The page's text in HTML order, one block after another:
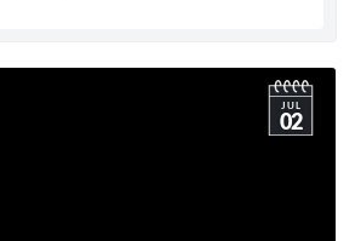
JUL
02